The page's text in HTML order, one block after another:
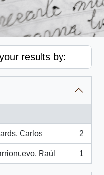
results by:
Carlos 2
Raúl 1